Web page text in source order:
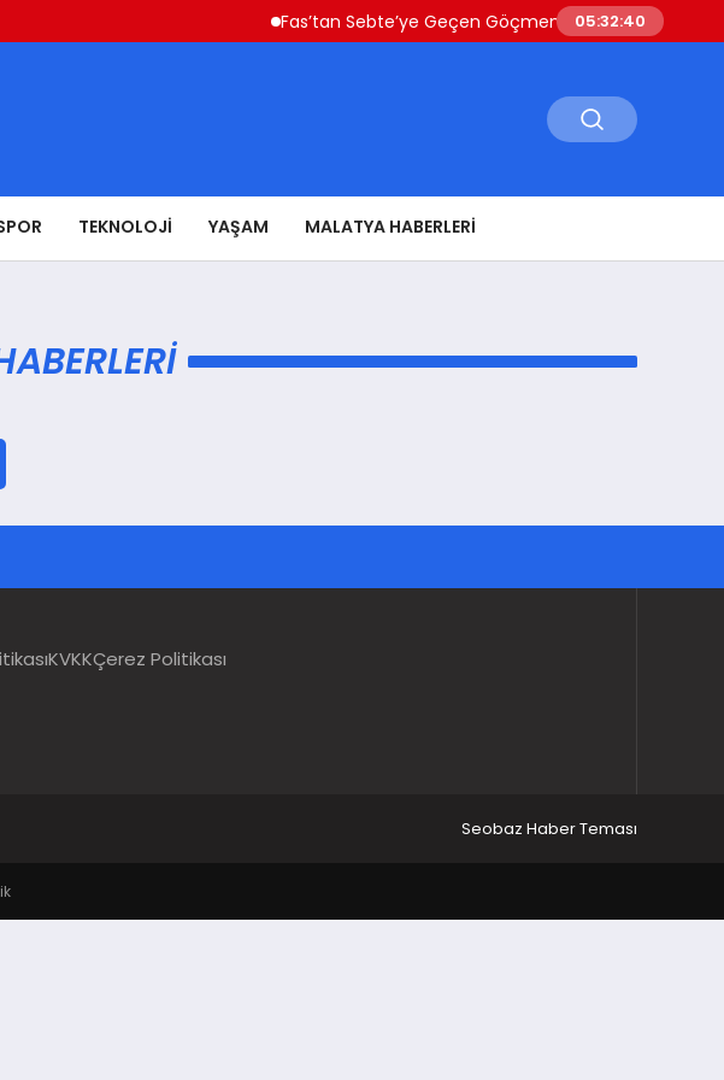
Fas’tan Sebte’ye Geçen Göçmenler Ülkeye Dönüyor
05:32:40
TEKNOLOJI YAŞAM MALATYA HABERLERI
KVKKÇerez Politikası
Seobaz Haber Teması